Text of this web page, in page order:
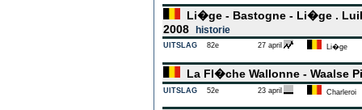
Li�ge - Bastogne - Li�ge .
2008
historie
UITSLAG 82e 27 april Li�ge
La Fl�che Wallonne - Waalse
UITSLAG 52e 23 april Charleroi